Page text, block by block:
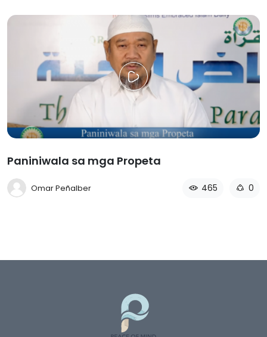
Paniniwala sa mga Propeta
Omar Peñalber 465 0